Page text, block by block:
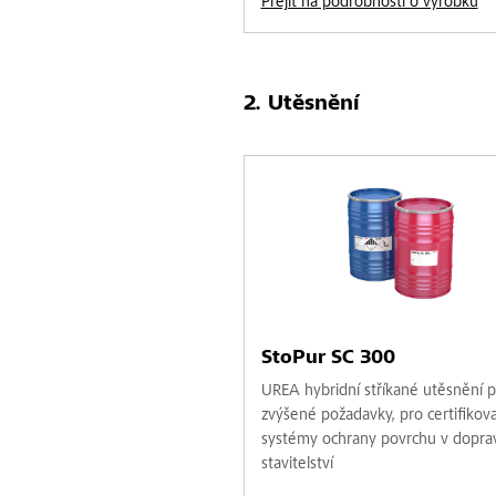
Utěsnění
StoPur SC 300
UREA hybridní stříkané utěsnění
zvýšené požadavky, pro
systémy ochrany povrchu v
stavitelství